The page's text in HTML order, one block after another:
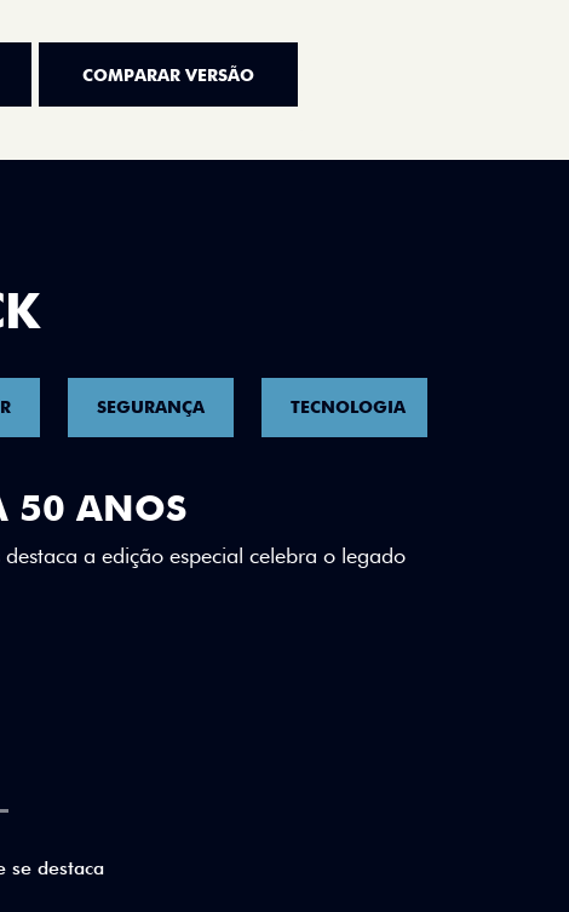
COMPARAR VERSÃO
SEGURANÇA TECNOLOGIA
DESTACA
e detalhes em Citrus Green criam